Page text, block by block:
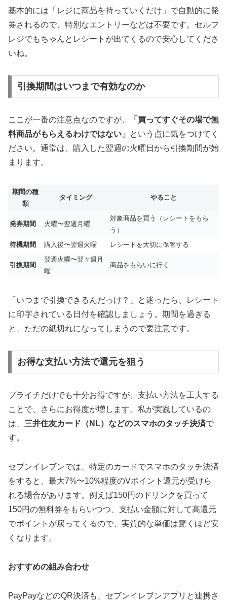
基本的には 「レジに商品を持っていくだけ」 で自動的に発
券されるので、特別なエントリーなどは不要です。セルフ
レジでもちゃんとレシートが出てくるので安心してくださ
いね。
引換期間はいつまで有効なのか
ここが一番の注意点なのですが、
「買ってすぐその場で無
料商品がもらえるわけではない」
という点に気をつけてく
ださい。通常は、購入した翌週の火曜日から引換期間が始
まります。
期間の種
類
タイミング やること
発券期間 火曜〜翌週月曜
対象商品を買う（レシートをもら
う）
待機期間
購入後〜翌週火曜 レシートを大切に保管する
引換期間
翌週火曜〜翌々週月
曜
商品をもらいに行く
「いつまで引換できるんだっけ？」と迷ったら、レシート
に印字されている日付を確認しましょう。期間を過ぎる
と、ただの紙切れになってしまうので要注意です。
お得な支払い方法で還元を狙う
プライチだけでも十分お得ですが、支払い方法を工夫する
ことで、さらにお得度が増します。私が実践しているの
は、 三井住友カード（NL）などのスマホのタッチ決済で
す。
セブンイレブンでは、特定のカードでスマホのタッチ決済
をすると、 最大7%〜10%程度のVポイント還元が受けら
れる場合があります。例えば150円のドリンクを買って
150円の無料券をもらいつつ、支払い金額に対して高還元
でポイントが戻ってくるので、実質的な単価は驚くほど安
くなります。
おすすめの組み合わせ
PayPayなどのQR決済も、セブンイレブンアプリと連携さ